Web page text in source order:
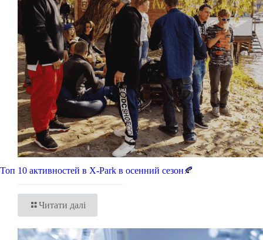
Топ 10 активностей в X-Park в осенний сезон🍂
Читати далі